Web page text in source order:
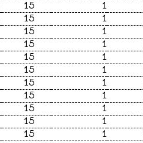
15 1
15 1
15 1
15 1
15 1
15 1
15 1
15 1
15 1
15 1
15 1